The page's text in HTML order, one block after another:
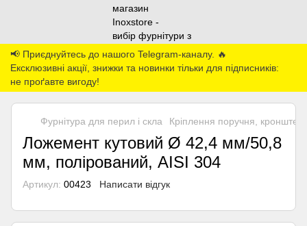
📢 Приєднуйтесь до нашого Telegram-каналу. 🔥
Ексклюзивні акції, знижки та новинки тільки для підписників:
не проґавте вигоду!
Фурнітура для перил і скла Кріплення поручня,
Ложемент кутовий Ø 42,4 мм/50,8
мм, полірований, AISI 304
Артикул: 00423 Написати відгук